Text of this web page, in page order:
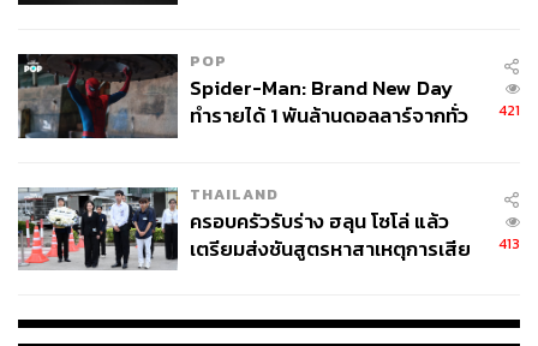
POP
Spider-Man: Brand New Day
ทำรายได้ 1 พันล้านดอลลาร์จากทั่ว
421
THAILAND
ครอบครัวรับร่าง ฮลุน โซโล่ แล้ว
เตรียมส่งชันสูตรหาสาเหตุการเสีย
413